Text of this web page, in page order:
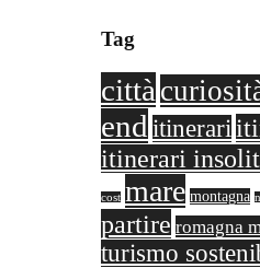
Tag
città
end itinerari
itinerari
cost mare montagna
partire romagna
turismo